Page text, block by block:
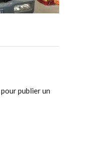
pour publier un